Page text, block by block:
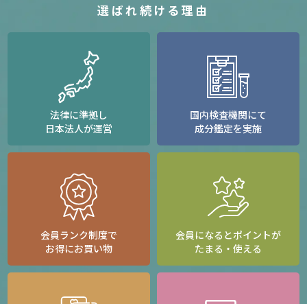
選ばれ続ける理由
法律に準拠し
日本法人が運営
国内検査機関にて
成分鑑定を実施
会員ランク制度で
お得にお買い物
会員になるとポイントが
たまる・使える